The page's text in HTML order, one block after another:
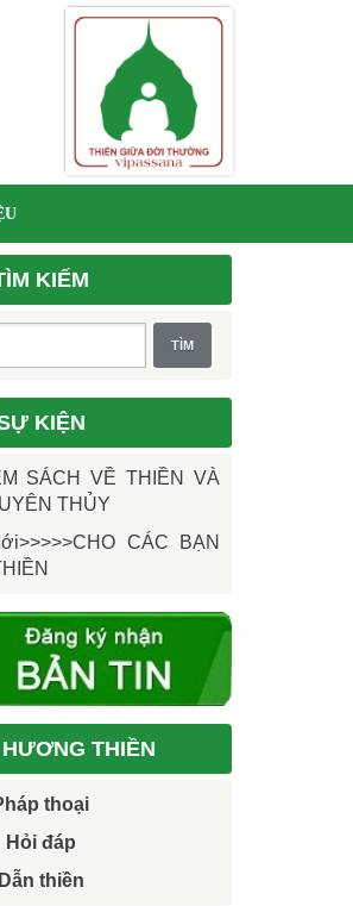
KIẾM
KIỆN
SÁCH VỀ THIỀN VÀ
THỦY
CÁC BẠN
THIỀN
thoại
Hỏi đáp
Dẫn thiền